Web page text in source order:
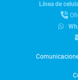
Línea de
: